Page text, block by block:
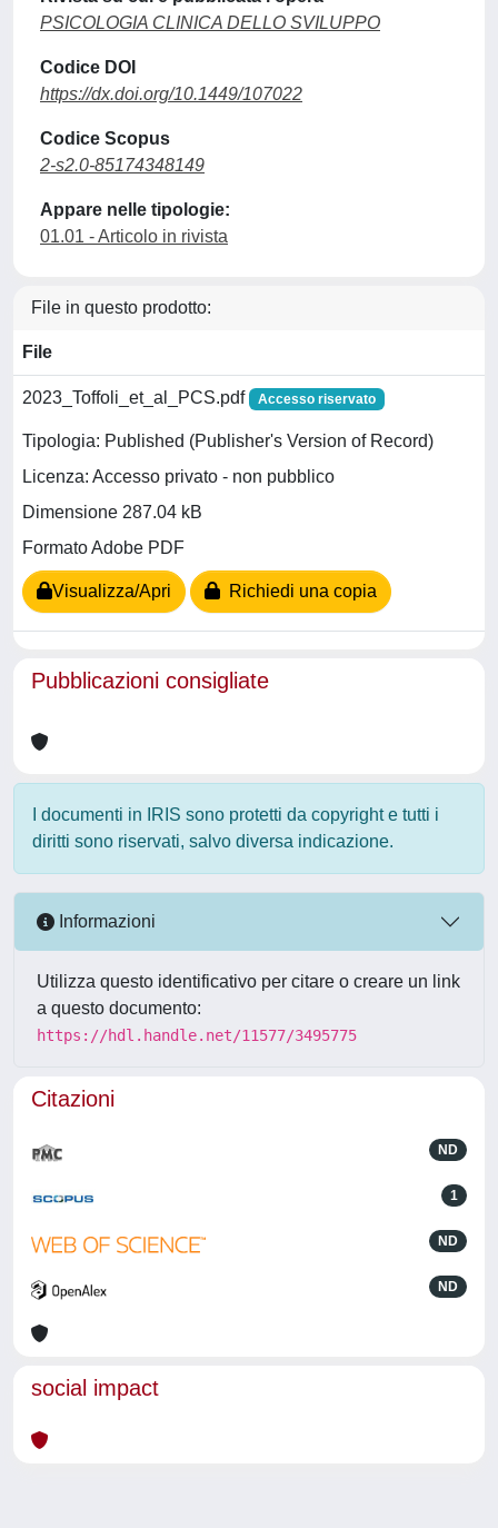
PSICOLOGIA CLINICA DELLO SVILUPPO
Codice DOI
https://dx.doi.org/10.1449/107022
Codice Scopus
2-s2.0-85174348149
Appare nelle tipologie:
01.01 - Articolo in rivista
File in questo prodotto:
File
2023_Toffoli_et_al_PCS.pdf Accesso riservato
Tipologia: Published (Publisher's Version of Record)
Licenza: Accesso privato - non pubblico
Dimensione 287.04 kB
Formato Adobe PDF
Visualizza/Apri Richiedi una copia
Pubblicazioni consigliate
I documenti in IRIS sono protetti da copyright e tutti i
diritti sono riservati, salvo diversa indicazione.
Informazioni
Utilizza questo identificativo per citare o creare un link
a questo documento:
https://hdl.handle.net/11577/3495775
Citazioni
ND
1
ND
ND
social impact